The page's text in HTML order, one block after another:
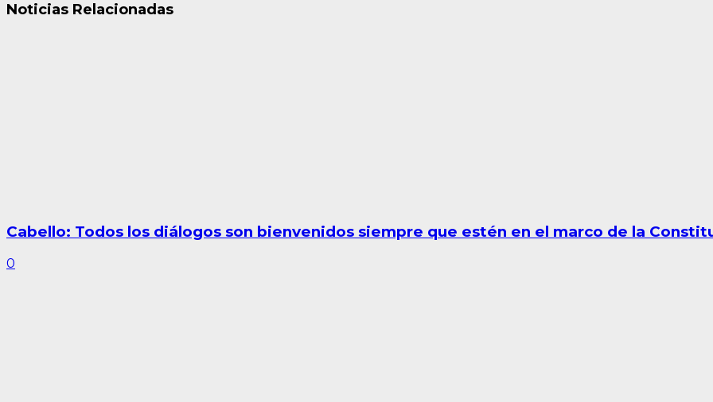
Noticias Relacionadas
Cabello: Todos los diálogos son bienvenidos siempre que estén en el marco de la
0